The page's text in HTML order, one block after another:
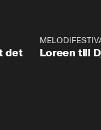
det
Loreen till